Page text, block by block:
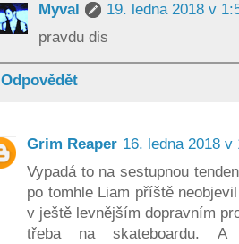
Myval
19. ledna 2018 v
pravdu dis
Odpovědět
Grim Reaper 16. ledna 2018 v
Vypadá to na sestupnou
po tomhle Liam příště
v ještě levnějším dopravním
třeba na skateboardu.